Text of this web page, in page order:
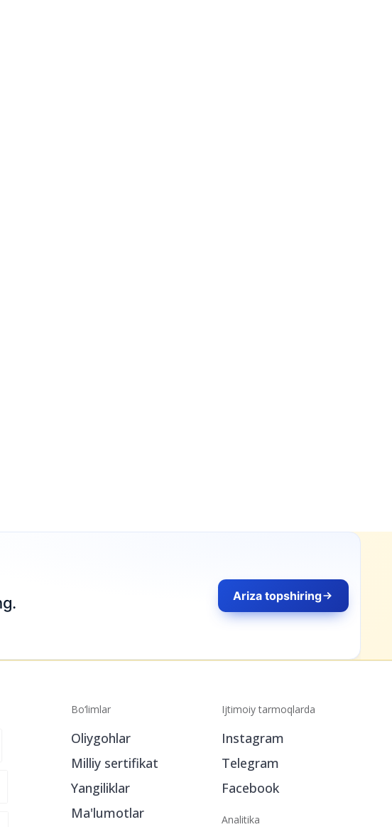
Bo‘limlar
Oliygohlar
Milliy sertifikat
Yangiliklar
Ma'lumotlar
Ijtimoiy tarmoqlarda
Instagram
Telegram
Facebook
Analitika